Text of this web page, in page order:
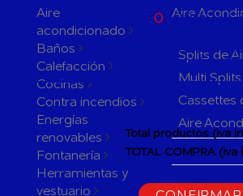
Aire
acondicionado
Baños
Calefacción
Cocinas
Contra incendios
Energías
renovables
Fontanería
Herramientas y
vestuario
Aire
Splits de
Multi
Cassettes
Aire
0
ACTUALMENTE
EN SU
Total productos (iva
TOTAL COMPRA (iva